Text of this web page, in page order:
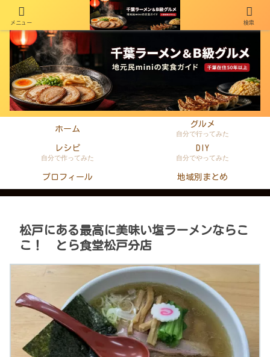
千葉在住50年以上のminiがラーメン・町中華・B級グルメを本音レビュー
ホーム
グルメ
自分で行ってみた
レシピ
自分で作ってみた
DIY
自分でやってみた
プロフィール 地域別まとめ
松戸にある最高に美味い塩ラーメンならこ
こ！ とら食堂松戸分店
メニュー 検索